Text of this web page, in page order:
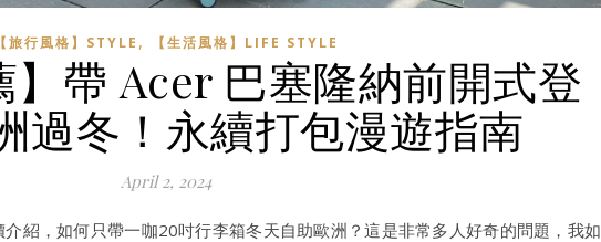
【旅行風格】STYLE , 【生活風格】LIFE STYLE
】帶 Acer 巴塞隆納前開式登
過冬！永續打包漫遊指南
April 2, 2024
紹，如何只帶一咖20吋行李箱冬天自助歐洲？這是非常多人好奇的問題，我如